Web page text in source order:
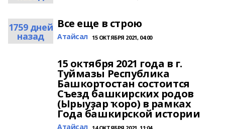
1759 дней
назад
Все еще в строю
Атайсал 15 ОКТЯБРЯ 2021, 04:00
15 октября 2021 года в г.
Туймазы Республика
Башкортостан состоится
Съезд башкирских родов
(Ырыуҙар ҡоро) в рамках
Года башкирской истории
Атайсал